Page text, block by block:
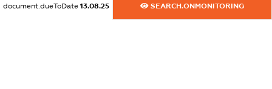
document.dueToDate 13.08.25 SEARCH.ONMONITORING